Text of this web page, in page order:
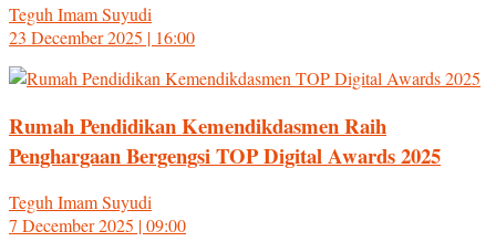
Teguh Imam Suyudi
23 December 2025 | 16:00
Rumah Pendidikan Kemendikdasmen Raih
Penghargaan Bergengsi TOP Digital Awards 2025
Teguh Imam Suyudi
7 December 2025 | 09:00